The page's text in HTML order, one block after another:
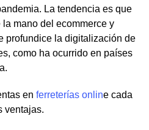
La tendencia es que
mano del ecommerce y
profundice la digitalización de
como ha ocurrido en países
en ferreterías online cada
ventajas.